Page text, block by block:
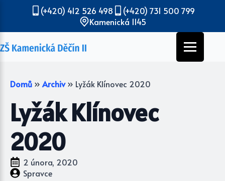
(+420) 412 526 498
(+420) 731 500 799
Kamenická 1145
Domů » Archiv » Lyžák Klínovec 2020
Lyžák Klínovec
2020
2 února, 2020
Spravce